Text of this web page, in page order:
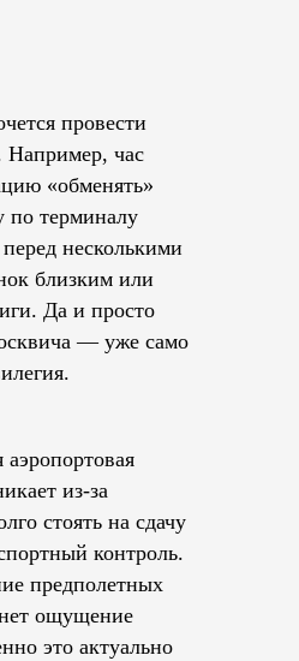
провести
Например, час
«обменять»
по терминалу
несколькими
близким или
Да и просто
— уже само
из-за
стоять на сдачу
контроль.
предполетных
ощущение
это актуально